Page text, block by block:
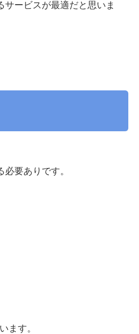
ービスが最適だと思いま
要ありです。
ます。